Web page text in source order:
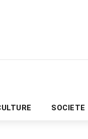
SOCIETE